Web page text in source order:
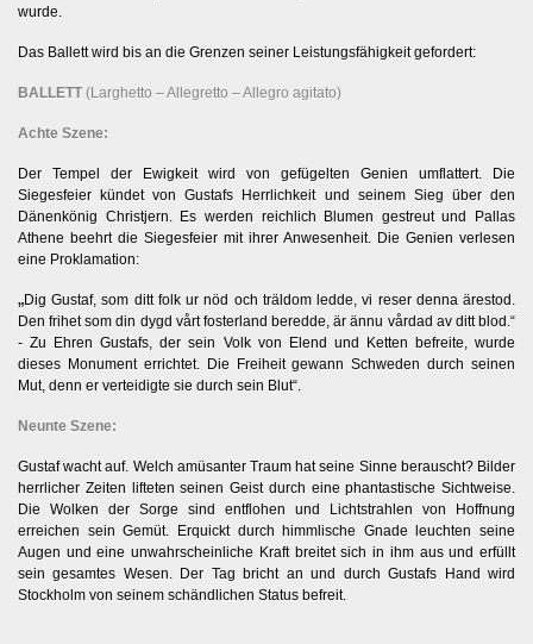
wurde.
Das Ballett wird bis an die Grenzen seiner Leistungsfähigkeit gefordert:
BALLETT (Larghetto – Allegretto – Allegro agitato)
Achte Szene:
Der Tempel der Ewigkeit wird von gefügelten Genien umflattert. Die
Siegesfeier kündet von Gustafs Herrlichkeit und seinem Sieg über den
Dänenkönig Christjern. Es werden reichlich Blumen gestreut und Pallas
Athene beehrt die Siegesfeier mit ihrer Anwesenheit. Die Genien verlesen
eine Proklamation:
„Dig Gustaf, som ditt folk ur nöd och träldom ledde, vi reser denna ärestod.
Den frihet som din dygd vårt fosterland beredde, är ännu vårdad av ditt blod.“
- Zu Ehren Gustafs, der sein Volk von Elend und Ketten befreite, wurde
dieses Monument errichtet. Die Freiheit gewann Schweden durch seinen
Mut, denn er verteidigte sie durch sein Blut“.
Neunte Szene:
Gustaf wacht auf. Welch amüsanter Traum hat seine Sinne berauscht? Bilder
herrlicher Zeiten lifteten seinen Geist durch eine phantastische Sichtweise.
Die Wolken der Sorge sind entflohen und Lichtstrahlen von Hoffnung
erreichen sein Gemüt. Erquickt durch himmlische Gnade leuchten seine
Augen und eine unwahrscheinliche Kraft breitet sich in ihm aus und erfüllt
sein gesamtes Wesen. Der Tag bricht an und durch Gustafs Hand wird
Stockholm von seinem schändlichen Status befreit.